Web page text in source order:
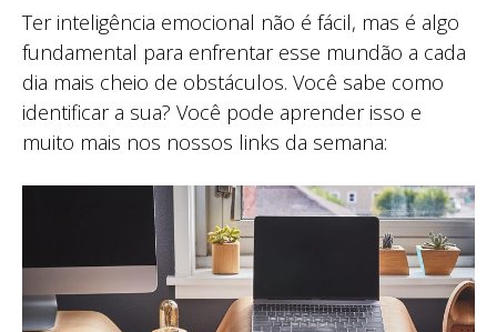
Ter inteligência emocional não é fácil, mas é algo
fundamental para enfrentar esse mundão a cada
dia mais cheio de obstáculos. Você sabe como
identificar a sua? Você pode aprender isso e
muito mais nos nossos links da semana: